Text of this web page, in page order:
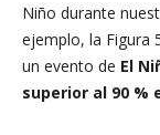
Niño durante
ejemplo, la Figura
un evento de El
superior al 90 %